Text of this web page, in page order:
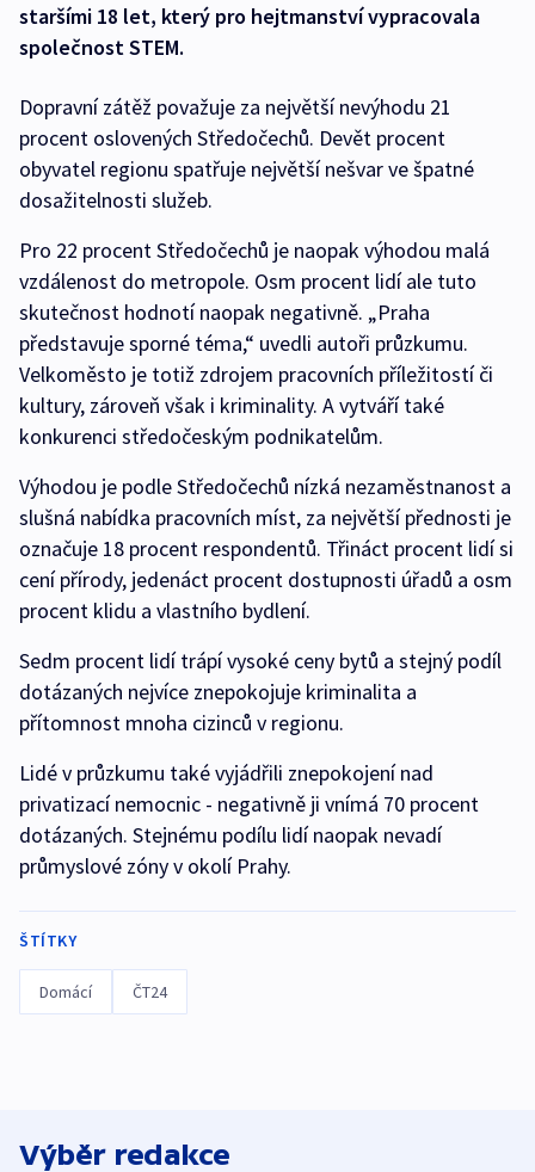
staršími 18 let, který pro hejtmanství vypracovala
společnost STEM.
Dopravní zátěž považuje za největší nevýhodu 21
procent oslovených Středočechů. Devět procent
obyvatel regionu spatřuje největší nešvar ve špatné
dosažitelnosti služeb.
Pro 22 procent Středočechů je naopak výhodou malá
vzdálenost do metropole. Osm procent lidí ale tuto
skutečnost hodnotí naopak negativně. „Praha
představuje sporné téma,“ uvedli autoři průzkumu.
Velkoměsto je totiž zdrojem pracovních příležitostí či
kultury, zároveň však i kriminality. A vytváří také
konkurenci středočeským podnikatelům.
Výhodou je podle Středočechů nízká nezaměstnanost a
slušná nabídka pracovních míst, za největší přednosti je
označuje 18 procent respondentů. Třináct procent lidí si
cení přírody, jedenáct procent dostupnosti úřadů a osm
procent klidu a vlastního bydlení.
Sedm procent lidí trápí vysoké ceny bytů a stejný podíl
dotázaných nejvíce znepokojuje kriminalita a
přítomnost mnoha cizinců v regionu.
Lidé v průzkumu také vyjádřili znepokojení nad
privatizací nemocnic - negativně ji vnímá 70 procent
dotázaných. Stejnému podílu lidí naopak nevadí
průmyslové zóny v okolí Prahy.
ŠTÍTKY
Domácí ČT24
Výběr redakce